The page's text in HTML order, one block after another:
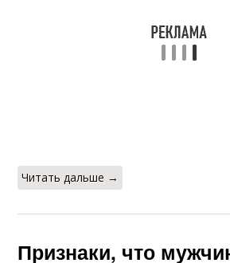
Читать дальше →
Признаки, что